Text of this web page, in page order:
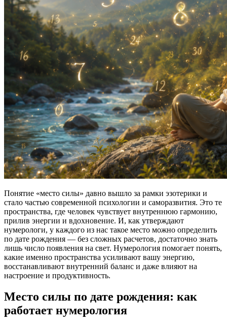
Понятие «место силы» давно вышло за рамки эзотерики и
стало частью современной психологии и саморазвития. Это те
пространства, где человек чувствует внутреннюю гармонию,
прилив энергии и вдохновение. И, как утверждают
нумерологи, у каждого из нас такое место можно определить
по дате рождения — без сложных расчетов, достаточно знать
лишь число появления на свет. Нумерология помогает понять,
какие именно пространства усиливают вашу энергию,
восстанавливают внутренний баланс и даже влияют на
настроение и продуктивность.
Место силы по дате рождения: как
работает нумерология